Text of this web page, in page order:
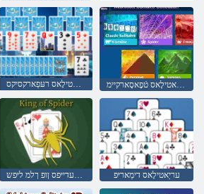
עריַאטילָאס רעּפַארקסיקס ןַאשקעלַאק עריַאטילָאס טֿפָאסָארקיימ
עריַאטילָאס דימַאריּפ